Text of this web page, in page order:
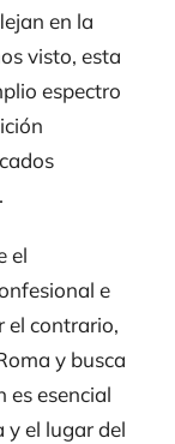
en la
visto, esta
espectro
el
e
el contrario,
y busca
es esencial
y el lugar del